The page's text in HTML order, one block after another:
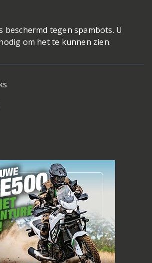
beschermd tegen spambots. U
om het te kunnen zien.